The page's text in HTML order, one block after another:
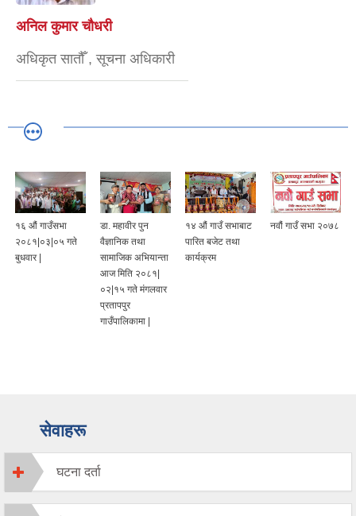
अनिल कुमार चौधरी
अधिकृत सातौँ , सूचना अधिकारी
१६ औं गाउँसभा
२०८१|०३|०५ गते
बुधवार |
डा. महावीर पुन
वैज्ञानिक तथा
सामाजिक अभियान्ता
आज मिति २०८१|
०२|१५ गते मंगलवार
प्रतापपुर
गाउँपालिकामा |
१४ औं गाउँ सभाबाट
पारित बजेट तथा
कार्यक्रम
नवौं गाउँ सभा २०७८
सेवाहरू
घटना दर्ता